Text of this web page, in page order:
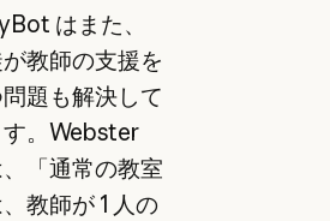
はまた、
教師の支援を
題も解決して
す。Webster
「通常の教室
教師が 1 人の